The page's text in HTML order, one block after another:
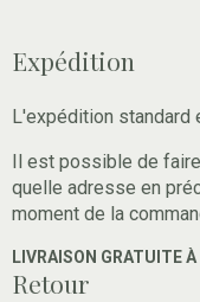
Expédition
L'expédition standard
Il est possible de
quelle adresse en
moment de la
LIVRAISON GRATUITE
Retour